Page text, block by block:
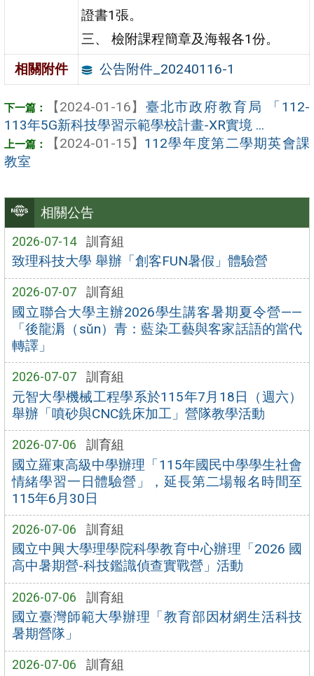
相關公告
2026-07-14 訓育組
致理科技大學 舉辦「創客FUN暑假」體驗營
2026-07-07 訓育組
國立聯合大學主辦2026學生講客暑期夏令營——
「後龍漘（sǔn）青：藍染工藝與客家話語的當代
轉譯」
2026-07-07 訓育組
元智大學機械工程學系於115年7月18日（週六）
舉辦「噴砂與CNC銑床加工」營隊教學活動
2026-07-06 訓育組
國立羅東高級中學辦理「115年國民中學學生社會
情緒學習一日體驗營」，延長第二場報名時間至
115年6月30日
2026-07-06 訓育組
國立中興大學理學院科學教育中心辦理「2026 國
高中暑期營-科技鑑識偵查實戰營」活動
2026-07-06 訓育組
國立臺灣師範大學辦理「教育部因材網生活科技
暑期營隊」
2026-07-06 訓育組
證書1張。
三、 檢附課程簡章及海報各1份。
相關附件
公告附件_20240116-1
【2024-01-16】 臺北市政府教育局 「112-
113年5G新科技學習示範學校計畫-XR實境 ...
【2024-01-15】 112學年度第二學期英會課
教室